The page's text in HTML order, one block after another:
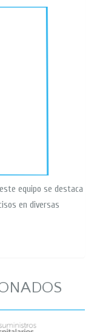
equipo se destaca
en diversas